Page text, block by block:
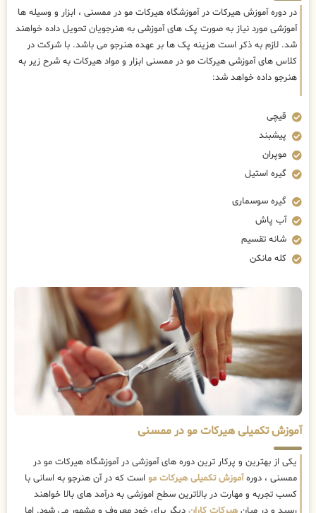
در دوره آموزش هیرکات در آموزشگاه هیرکات مو در ممسنی ، ابزار و وسیله ها
آموزشی مورد نیاز به صورت پک های آموزشی به هنرجویان تحویل داده خواهند
شد. لازم به ذکر است هزینه پک ها بر عهده هنرجو می باشد. با شرکت در
کلاس های آموزشی هیرکات مو در ممسنی ابزار و مواد هیرکات به شرح زیر به
هنرجو داده خواهد شد:
قیچی
پیشبند
موپران
گیره استیل
گیره سوسماری
آب پاش
شانه تقسیم
کله مانکن
آموزش تکمیلی هیرکات مو در ممسنی
یکی از بهترین و پرکار ترین دوره های آموزشی در آموزشگاه هیرکات مو در
ممسنی ، دورهآموزش تکمیلی هیرکات مو است که در آن هنرجو به اسانی با
کسب تجربه و مهارت در بالاترین سطح اموزشی به درآمد های بالا خواهند